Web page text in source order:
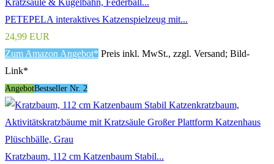
PETEPELA interaktives Katzenspielzeug mit...
24,99 EUR
Zum Amazon Angebot* Preis inkl. MwSt., zzgl. Versand; Bild-
Link*
AngebotBestseller Nr. 2
Kratzbaum, 112 cm Katzenbaum Stabil...